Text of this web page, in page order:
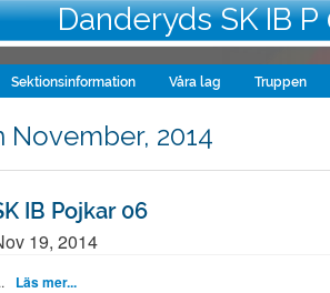
Danderyds SK IB P
Sektionsinformation Våra lag Truppen
November, 2014
IB Pojkar 06
19, 2014
Läs mer...